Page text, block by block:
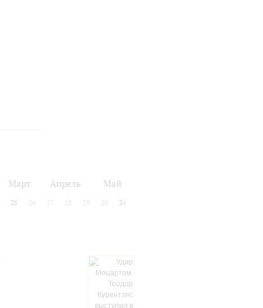
Март Апрель Май
25 26 27 28 29 30 31